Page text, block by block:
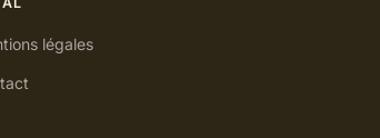
légales